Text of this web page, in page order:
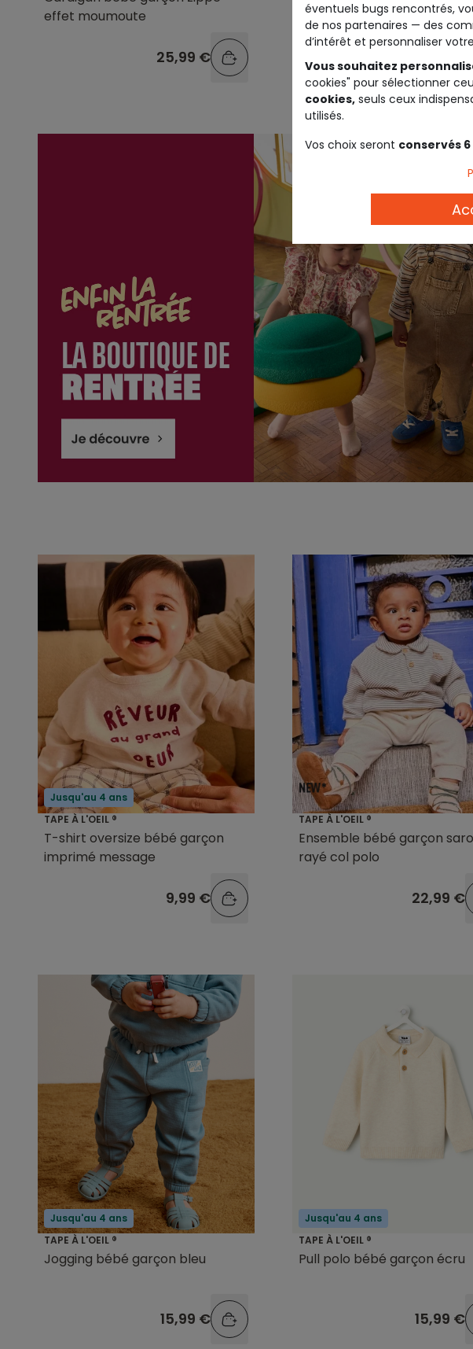
effet moumoute
25,99 €
gris imprimé message
7,99 €
Jusqu'au 4 ans
TAPE À L'OEIL ®
T-shirt oversize bébé garçon
imprimé message
9,99 €
TAPE À L'OEIL ®
Ensemble bébé garçon
rayé col polo
22,99 €
Jusqu'au 4 ans
TAPE À L'OEIL ®
Jogging bébé garçon bleu
15,99 €
Jusqu'au 4 ans
TAPE À L'OEIL ®
Pull polo bébé garçon écru
15,99 €
éventuels bugs rencontrés,
de nos partenaires — des
d’intérêt et personnaliser
Vous souhaitez
cookies" pour sélectionner
cookies, seuls ceux
utilisés.
Vos choix seront conservés